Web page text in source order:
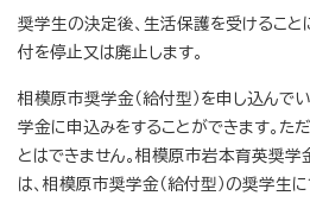
奨学生の決定後、生活保護を受けること
付を停止又は廃止します。
相模原市奨学金（給付型）を申し込んで
学金に申込みをすることができます。た
とはできません。相模原市岩本育英奨
は、相模原市奨学金（給付型）の奨学生